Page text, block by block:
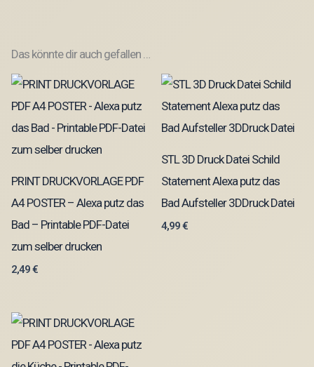
Das könnte dir auch gefallen …
PRINT DRUCKVORLAGE PDF
A4 POSTER – Alexa putz das
Bad – Printable PDF-Datei
zum selber drucken
2,49€
STL 3D Druck Datei Schild
Statement Alexa putz das
Bad Aufsteller 3DDruck Datei
4,99€